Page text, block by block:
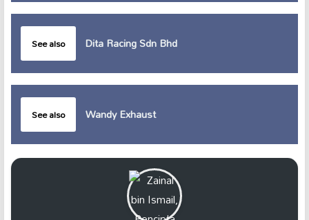
See also Dita Racing Sdn Bhd
See also Wandy Exhaust